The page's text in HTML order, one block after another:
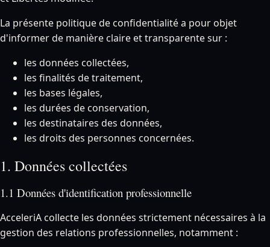
La présente politique de confidentialité a pour objet
d'informer de manière claire et transparente sur :
les données collectées,
les finalités de traitement,
les bases légales,
les durées de conservation,
les destinataires des données,
les droits des personnes concernées.
1. Données collectées
1.1 Données d'identification professionnelle
AcceleriA collecte les données strictement nécessaires à la
gestion des relations professionnelles, notamment :